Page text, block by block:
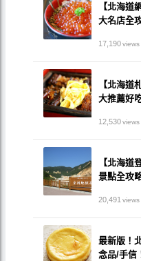
【北海道
大名店全
17,190views
【北海道
大推薦好
12,530views
【北海道
景點全攻
20,491views
最新版！
念品/手信